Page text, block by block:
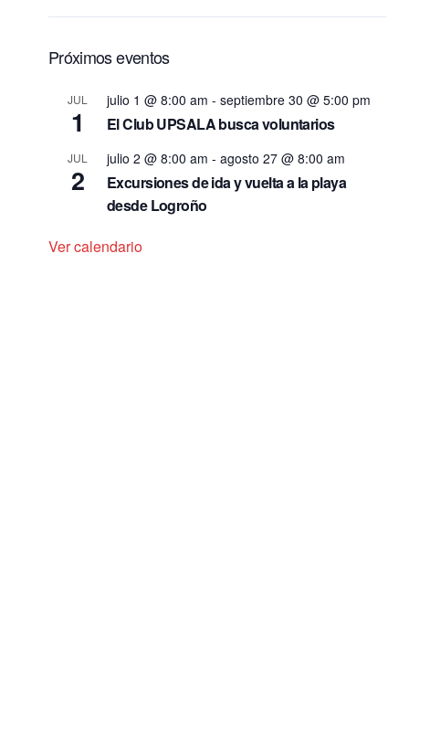
Próximos eventos
JUL
1
julio 1 @ 8:00 am - septiembre 30 @ 5:00 pm
El Club UPSALA busca voluntarios
JUL
2
julio 2 @ 8:00 am - agosto 27 @ 8:00 am
Excursiones de ida y vuelta a la playa
desde Logroño
Ver calendario